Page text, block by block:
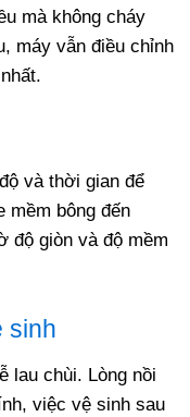
mà không cháy
máy vẫn điều chỉnh
và thời gian để
mềm bông đến
độ giòn và độ mềm
sinh
lau chùi. Lòng nồi
việc vệ sinh sau